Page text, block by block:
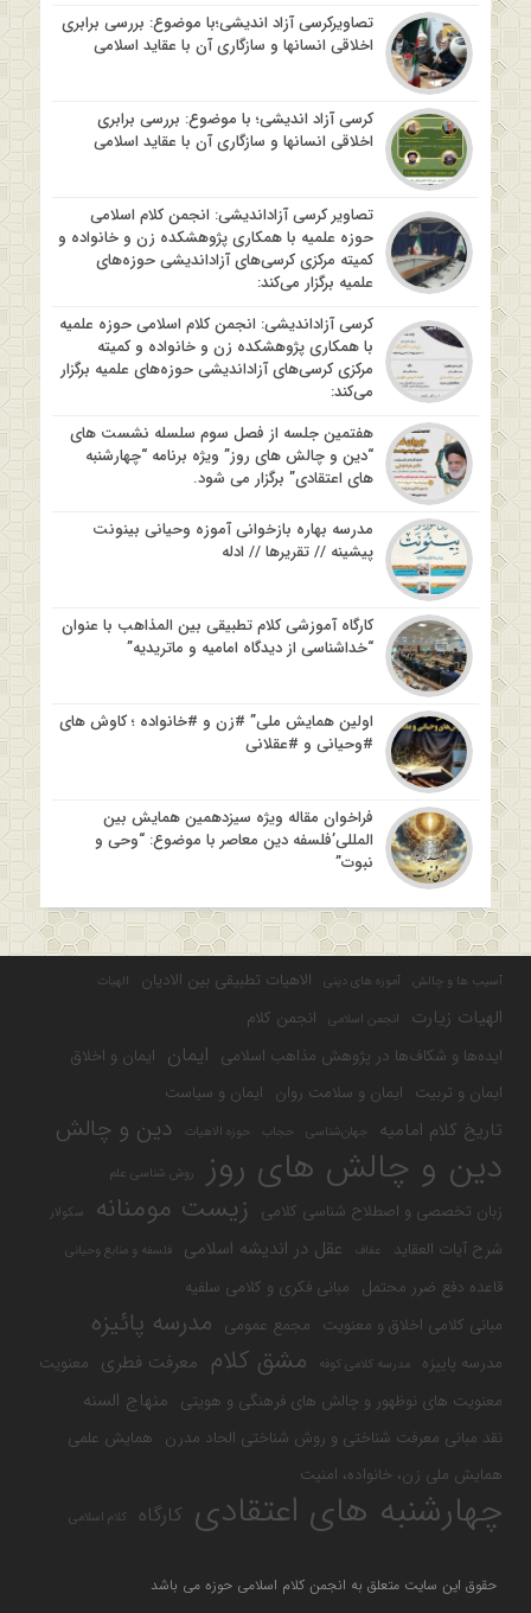
تصاویرکرسی آزاد اندیشی؛با موضوع: بررسی برابری
اخلاقی انسانها و سازگاری آن با عقاید اسلامی
کرسی آزاد اندیشی؛ با موضوع: بررسی برابری
اخلاقی انسانها و سازگاری آن با عقاید اسلامی
تصاویر کرسی آزاداندیشی: انجمن کلام اسلامی
حوزه علمیه با همکاری پژوهشکده زن و خانواده و
کمیته مرکزی کرسی‌های آزاداندیشی حوزه‌های
علمیه برگزار می‌کند:
کرسی آزاداندیشی: انجمن کلام اسلامی حوزه علمیه
با همکاری پژوهشکده زن و خانواده و کمیته
مرکزی کرسی‌های آزاداندیشی حوزه‌های علمیه برگزار
می‌کند:
هفتمین جلسه از فصل سوم سلسله نشست های
“دین و چالش های روز” ویژه برنامه “چهارشنبه
های اعتقادی” برگزار می شود.
مدرسه بهاره بازخوانی آموزه وحیانی بینونت
پیشینه // تقریرها // ادله
کارگاه آموزشی کلام تطبیقی بین المذاهب با عنوان
“خداشناسی از دیدگاه امامیه و ماتریدیه”
اولین همایش ملی” #زن و #خانواده ؛ کاوش های
#وحیانی و #عقلانی
فراخوان مقاله ویژه سیزدهمین همایش بین
المللی’فلسفه دین معاصر با موضوع: “وحی و
نبوت”
آسیب ها و چالش آموزه های دینی الاهیات تطبیقی بین الادیان الهیات
الهیات زیارت انجمن اسلامی
انجمن کلام
ایده‌ها و شکاف‌ها در پژوهش مذاهب اسلامی ایمان ایمان و اخلاق
ایمان و تربیت ایمان و سلامت روان ایمان و سیاست
تاریخ کلام امامیه جهان‌شناسی حجاب حوزه الاهیات دین و چالش
دین و چالش های روز روش شناسی علم
زبان تخصصی و اصطلاح شناسی کلامی زیست مومنانه سکولار
شرح آیات العقاید عفاف عقل در اندیشه اسلامی فلسفه و منابع وحیانی
قاعده دفع ضرر محتمل مبانی فکری و کلامی سلفیه
مبانی کلامی اخلاق و معنویت مجمع عمومی مدرسه پائیزه
مدرسه پاییزه مدرسه کلامی کوفه مشق کلام معرفت فطری معنویت
معنویت های نوظهور و چالش های فرهنگی و هویتی منهاج السنه
نقد مبانی معرفت شناختی و روش شناختی الحاد مدرن همایش علمی
همایش ملی زن، خانواده، امنیت
چهارشنبه های اعتقادی کارگاه کلام اسلامی
حقوق این سایت متعلق به انجمن کلام اسلامی حوزه می باشد